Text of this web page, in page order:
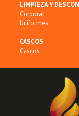
LIMPIEZA Y
Corporal
Uniformes
CASCOS
Cascos